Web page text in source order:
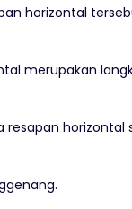
horizontal
merupakan
horizontal